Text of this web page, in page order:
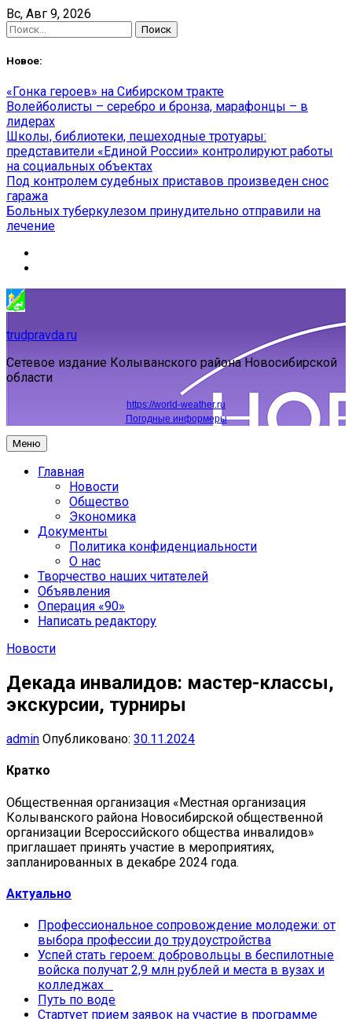
Skip
to
content
Вс, Авг 9, 2026
Найти:
Новое:
«Гонка героев» на Сибирском тракте
Волейболисты – серебро и бронза, марафонцы – в
лидерах
Школы, библиотеки, пешеходные тротуары:
представители «Единой России» контролируют работы
на социальных объектах
Под контролем судебных приставов произведен снос
гаража
Больных туберкулезом принудительно отправили на
лечение
trudpravda.ru
Сетевое издание Колыванского района Новосибирской
области
https://world-weather.ru
Погодные информеры
Меню
Главная
Новости
Общество
Экономика
Документы
Политика конфиденциальности
О нас
Творчество наших читателей
Объявления
Операция «90»
Написать редактору
Новости
Декада инвалидов: мастер-классы,
экскурсии, турниры
admin Опубликовано: 30.11.2024
Кратко
Общественная организация «Местная организация
Колыванского района Новосибирской общественной
организации Всероссийского общества инвалидов»
приглашает принять участие в мероприятиях,
запланированных в декабре 2024 года.
Актуально
Профессиональное сопровождение молодежи: от
выбора профессии до трудоустройства
Успей стать героем: добровольцы в беспилотные
войска получат 2,9 млн рублей и места в вузах и
колледжах
Путь по воде
Стартует прием заявок на участие в программе